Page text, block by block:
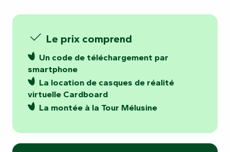
Le prix comprend
Un code de téléchargement par
smartphone
La location de casques de réalité
virtuelle Cardboard
La montée à la Tour Mélusine